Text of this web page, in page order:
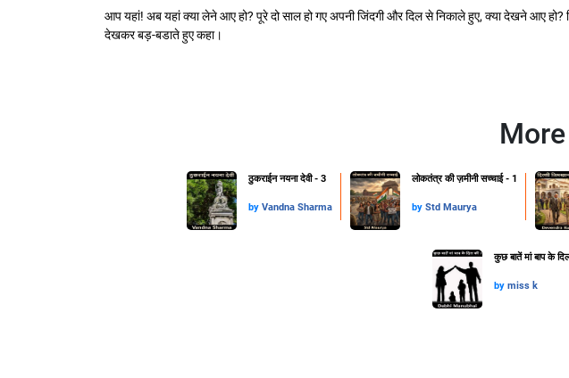
आप यहां! अब यहां क्या लेने आए हो? पूरे दो साल हो गए अपनी जिंदगी और दिल से निकाले हुए, क्या देखने आए
देखकर बड़-बडाते हुए कहा‌।
ठुकराईन नयना देवी - 3
by Vandna Sharma
लोकतंत्र की ज़मीनी सच्चाई - 1
by Std Maurya
कुछ बातें मां बाप के
by miss k